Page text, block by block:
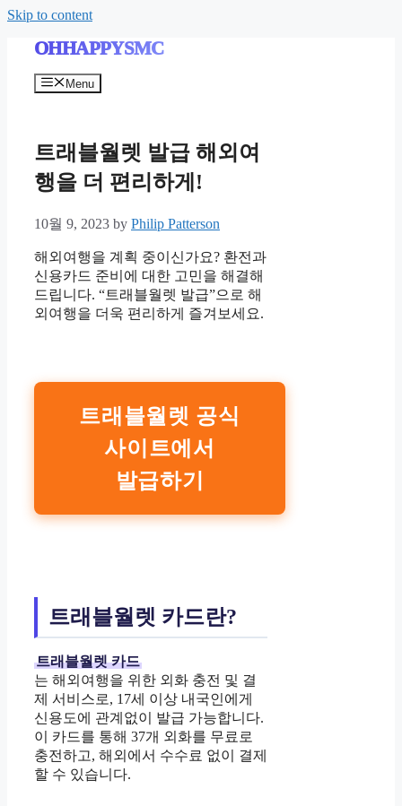
Skip to content
OHHAPPYSMC
Menu
트래블월렛 발급 해외여
행을 더 편리하게!
10월 9, 2023 by Philip Patterson
해외여행을 계획 중이신가요? 환전과
신용카드 준비에 대한 고민을 해결해
드립니다. “트래블월렛 발급”으로 해
외여행을 더욱 편리하게 즐겨보세요.
트래블월렛 공식
사이트에서
발급하기
트래블월렛 카드란?
트래블월렛 카드
는 해외여행을 위한 외화 충전 및 결
제 서비스로, 17세 이상 내국인에게
신용도에 관계없이 발급 가능합니다.
이 카드를 통해 37개 외화를 무료로
충전하고, 해외에서 수수료 없이 결제
할 수 있습니다.